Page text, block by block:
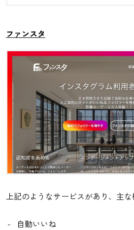
ファンスタ
上記のようなサービスがあり、主な
自動いいね